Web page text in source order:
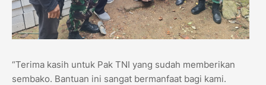
“Terima kasih untuk Pak TNI yang sudah memberikan
sembako. Bantuan ini sangat bermanfaat bagi kami.